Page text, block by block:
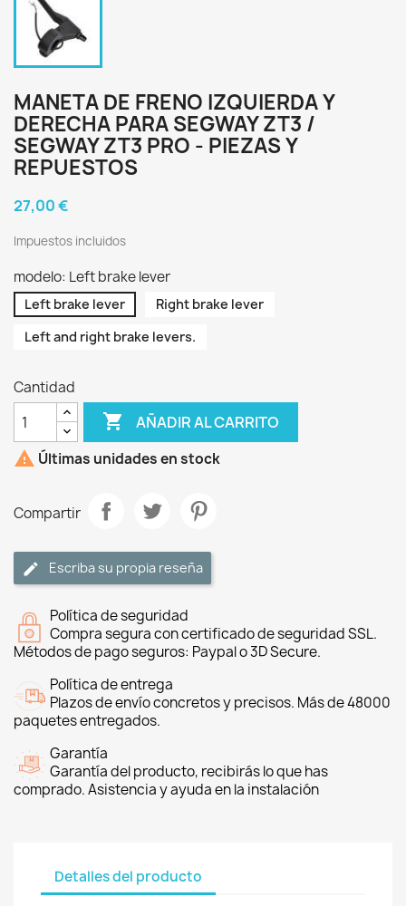
MANETA DE FRENO IZQUIERDA Y
DERECHA PARA SEGWAY ZT3 /
SEGWAY ZT3 PRO - PIEZAS Y
REPUESTOS
27,00 €
Impuestos incluidos
modelo: Left brake lever
Left brake lever
Right brake lever
Left and right brake levers.
Cantidad
 AÑADIR AL CARRITO
 Últimas unidades en stock
Compartir
Escriba su propia reseña
Política de seguridad
Compra segura con certificado de seguridad SSL.
Métodos de pago seguros: Paypal o 3D Secure.
Política de entrega
Plazos de envío concretos y precisos. Más de 48000
paquetes entregados.
Garantía
Garantía del producto, recibirás lo que has
comprado. Asistencia y ayuda en la instalación
Detalles del producto